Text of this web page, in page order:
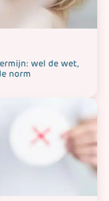
wel de wet,
norm